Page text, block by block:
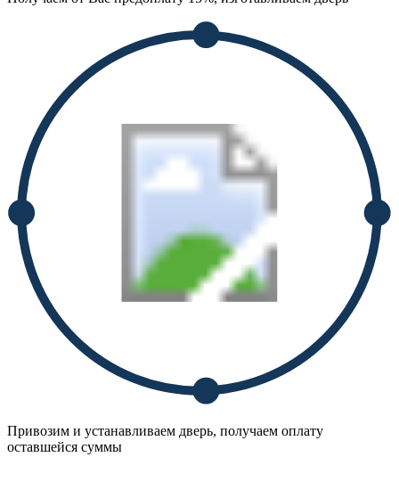
Привозим и устанавливаем дверь, получаем оплату
оставшейся суммы